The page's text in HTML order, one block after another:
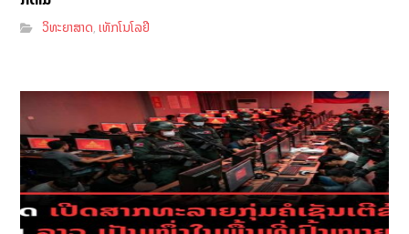
ວິທະຍາສາດ,ເທັກໂນໂລຢີ